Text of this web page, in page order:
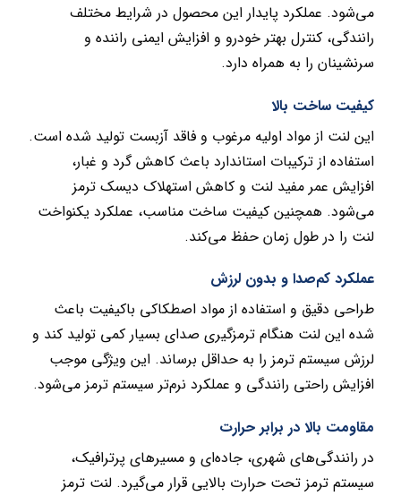
می‌شود. عملکرد پایدار این محصول در شرایط مختلف
رانندگی، کنترل بهتر خودرو و افزایش ایمنی راننده و
سرنشینان را به همراه دارد.
کیفیت ساخت بالا
این لنت از مواد اولیه مرغوب و فاقد آزبست تولید شده است.
استفاده از ترکیبات استاندارد باعث کاهش گرد و غبار،
افزایش عمر مفید لنت و کاهش استهلاک دیسک ترمز
می‌شود. همچنین کیفیت ساخت مناسب، عملکرد یکنواخت
لنت را در طول زمان حفظ می‌کند.
عملکرد کم‌صدا و بدون لرزش
طراحی دقیق و استفاده از مواد اصطکاکی باکیفیت باعث
شده این لنت هنگام ترمزگیری صدای بسیار کمی تولید کند و
لرزش سیستم ترمز را به حداقل برساند. این ویژگی موجب
افزایش راحتی رانندگی و عملکرد نرم‌تر سیستم ترمز می‌شود.
مقاومت بالا در برابر حرارت
در رانندگی‌های شهری، جاده‌ای و مسیرهای پرترافیک،
سیستم ترمز تحت حرارت بالایی قرار می‌گیرد. لنت ترمز